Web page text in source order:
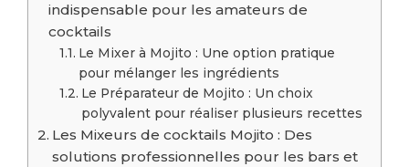
indispensable pour les amateurs de
cocktails
Le Mixer à Mojito : Une option pratique
pour mélanger les ingrédients
Le Préparateur de Mojito : Un choix
polyvalent pour réaliser plusieurs recettes
Les Mixeurs de cocktails Mojito : Des
solutions professionnelles pour les bars et